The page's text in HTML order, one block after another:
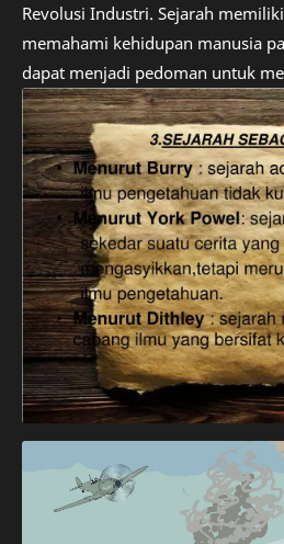
Revolusi Industri. Sejarah
memahami kehidupan manusia
dapat menjadi pedoman untuk